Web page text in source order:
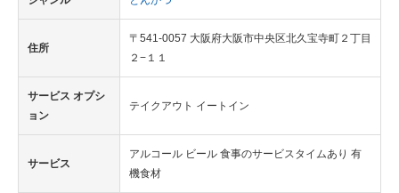
住所
〒541-0057 大阪府大阪市中央区北久宝寺町２丁目
２−１１
サービス オプシ
ョン
テイクアウト イートイン
サービス
アルコール ビール 食事のサービスタイムあり 有
機食材